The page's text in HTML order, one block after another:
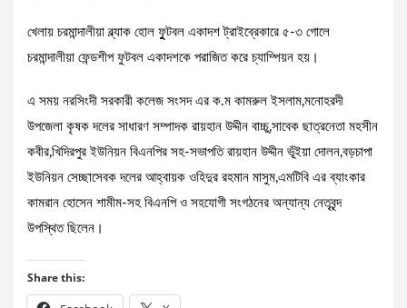
খেলায় চরমান্দালীয়া ব্ল্যাক হোল ফুুটবল একাদশ ট্রাইব্রেকারে ৫-৩ গোলে
চরমান্দালীয়া ফেন্ডশীপ ফুটবল একাদশকে পরাজিত করে চ্যাম্পিয়ন হয়।
এ সময় নরসিংদী সরকারী কলেজ সংসদ এর ক.ম কামরুল ইসলাম,মনোহরদী
উপজেলা কৃষক দলের সাধারণ সম্পাদক রায়হান উদ্দীন বাচ্চু,সাবেক ছাত্রনেতা মহসীন
কবীর,খিদিরপুর ইউনিয়ন বিএনপির সহ-সভাপতি রায়হান উদ্দীন ভূ্ঁইয়া দোলন,বড়চাপা
ইউনিয়ন সেচ্ছাসেবক দলের আহ্বায়ক ওহিদুর রহমান মাসুম,এমটিবি এর ব্যাংকার
কামরান হোসেন শামীম-সহ বিএনপি ও সহযোগী সংগঠনের অন্যান্য নেতৃবৃন্দ
উপস্থিত ছিলেন।
Share this: